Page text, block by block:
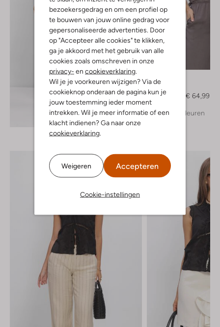
bezoekersgedrag en om een profiel op
te bouwen van jouw online gedrag voor
gepersonaliseerde advertenties. Door
op "Accepteer alle cookies" te klikken,
ga je akkoord met het gebruik van alle
cookies zoals omschreven in onze
privacy- en cookieverklaring.
Wil je je voorkeuren wijzigen? Via de
cookieknop onderaan de pagina kun je
jouw toestemming ieder moment
intrekken. Wil je meer informatie of een
klacht indienen? Ga naar onze
cookieverklaring.
Weigeren Accepteren
Cookie-instellingen
Ontdek de look
Simple
Blouse
€ 129,99
€ 64,99
+ meer kleuren